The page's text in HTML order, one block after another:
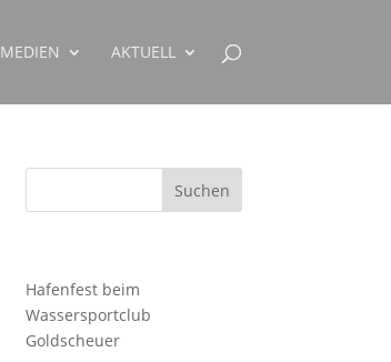
MEDIEN AKTUELL
Hafenfest beim
Wassersportclub
Goldscheuer